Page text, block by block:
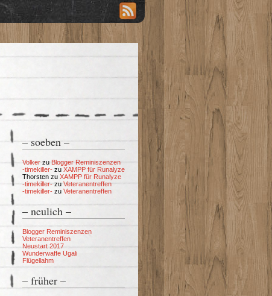
– soeben –
Volker zu Blogger Reminiszenzen
-timekiller- zu XAMPP für Runalyze
Thorsten zu XAMPP für Runalyze
-timekiller- zu Veteranentreffen
-timekiller- zu Veteranentreffen
– neulich –
Blogger Reminiszenzen
Veteranentreffen
Neustart 2017
Wunderwaffe Ugali
Flügellahm
– früher –